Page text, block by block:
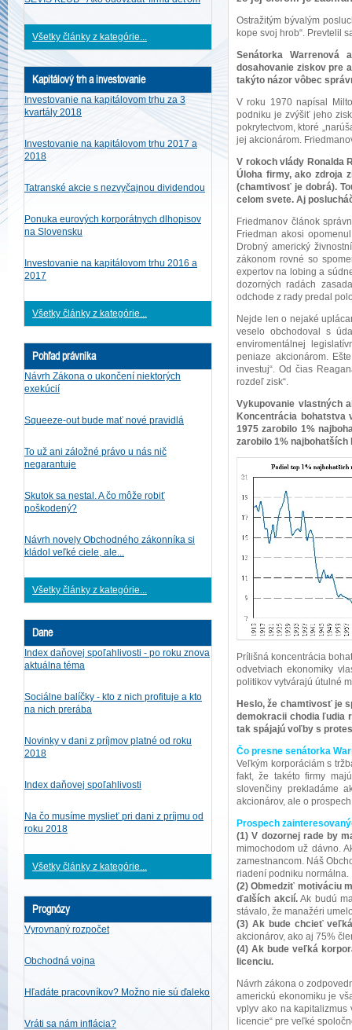
Všetky články z kategórie...
Kapitálový trh a investovanie
Investovanie na kapitálovom trhu za 3
kvartály 2018
Investovanie na kapitálovom trhu 2017 a
2018
Tatranské akcie s nezvyčajnou dividendou
Ponuka eurových korporátnych dlhopisov
na Slovensku
Investovanie na kapitálovom trhu 2016 a
2017
Všetky články z kategórie...
Pohľad právnika
Návrh Zákona o ukončení niektorých
exekúcií
Squeeze-out bude mať nové pravidlá
To už ani záložné právo u nás nič
negarantuje
Skutok sa nestal. A čo môže robiť
poškodený?
Návrh novely Obchodného zákonníka si
kládol veľké ciele, ale...
Všetky články z kategórie...
Dane
Index daňovej spoľahlivosti - po roku znova
aktuálna téma
Sociálne balíčky - kto z nich profituje a kto
na nich prerába
Novinky v dani z príjmov platné od roku
2018
Index daňovej spoľahlivosti
Na čo musíme myslieť pri dani z príjmu od
roku 2018
Všetky články z kategórie...
Prognózy
Vyrovnaný rozpočet
Obchodná vojna
Hľadáte pracovníkov? Možno nie sú ďaleko
Vráti sa nám inflácia?
Ostražitým bývalým
kope svoj hrob“. Prevtelil
Senátorka Warrenová
dosahovanie ziskov pre
takýto názor vôbec
V roku 1970 napísal
podniku je zvýšiť jeho
pokrytectvom, ktoré
jej akcionárom.
V rokoch vlády Ronalda
Úloha firmy, ako zdroja
(chamtivosť je dobrá).
celom svete. Aj
Friedmanov článok
Friedman akosi
Drobný americký
zákonom rovné so
expertov na lobing a
dozorných radách
odchode z rady predal
Nejde len o nejaké
veselo obchodoval s
enviromentálnej
peniaze akcionárom.
investuj“. Od čias
rozdeľ zisk“.
Vykupovanie vlastných
Koncentrácia
1975 zarobilo 1%
zarobilo 1%
Prílišná koncentrácia
odvetviach ekonomiky
politikov vytvárajú útulné
Heslo, že chamtivosť je
demokracii chodia ľudia
tak spájajú voľby s
Čo presne senátorka
Veľkým korporáciám s
fakt, že takéto firmy
slovenčiny prekladáme
akcionárov, ale o
Prospech
(1) V dozornej rade by
mimochodom už dávno.
zamestnancom. Náš
riadení podniku normálna.
(2) Obmedziť motiváciu
ďalších akcií.Ak budú
stávalo, že manažéri
(3) Ak bude chcieť
akcionárov, ako aj 75%
(4) Ak bude veľká
licenciu.
Návrh zákona o
americkú ekonomiku je
vplyv ako na
licencie“ pre veľké